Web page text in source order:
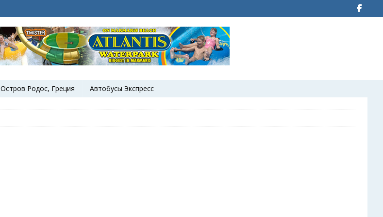
Остров Родос, Греция Автобусы Экспресс